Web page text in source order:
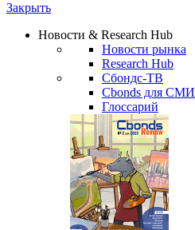
Закрыть
Новости & Research Hub
Новости рынка
Research Hub
Сбондс-ТВ
Cbonds для СМИ
Глоссарий